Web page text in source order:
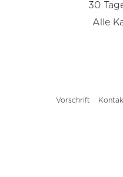
30
Alle
Vorschrift